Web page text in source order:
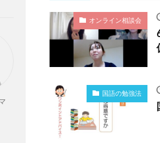
オンライン相談会
国語の勉強法